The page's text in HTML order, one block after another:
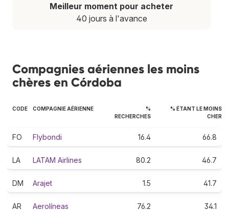
Meilleur moment pour acheter
40 jours à l'avance
Compagnies aériennes les moins
chères en Córdoba
CODE COMPAGNIE AÉRIENNE
%
RECHERCHES
% ÉTANT LE MOINS
CHER
FO Flybondi 16.4 66.8
LA LATAM Airlines 80.2 46.7
DM Arajet 1.5 41.7
AR
Aerolíneas
76.2 34.1